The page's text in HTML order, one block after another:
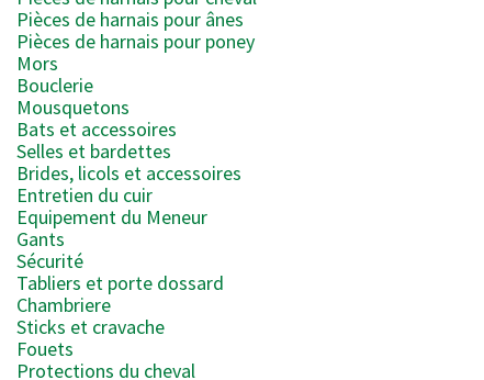
Pièces de harnais pour ânes
Pièces de harnais pour poney
Mors
Bouclerie
Mousquetons
Bats et accessoires
Selles et bardettes
Brides, licols et accessoires
Entretien du cuir
Equipement du Meneur
Gants
Sécurité
Tabliers et porte dossard
Chambriere
Sticks et cravache
Fouets
Protections du cheval